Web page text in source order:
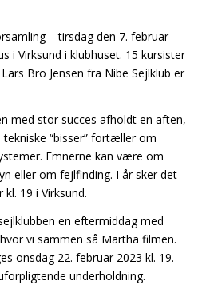
– tirsdag den 7. februar –
i Virksund i klubhuset. 15 kursister
Bro Jensen fra Nibe Sejlklub er
med stor succes afholdt en aften,
“bisser” fortæller om
Emnerne kan være om
eller om fejlfinding. I år sker det
19 i Virksund.
en eftermiddag med
vi sammen så Martha filmen.
onsdag 22. februar 2023 kl. 19.
underholdning.